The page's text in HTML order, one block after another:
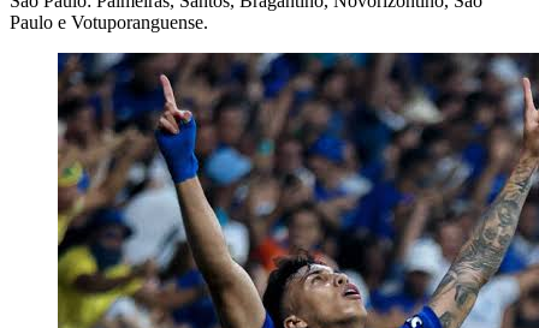
Paulo e Votuporanguense.